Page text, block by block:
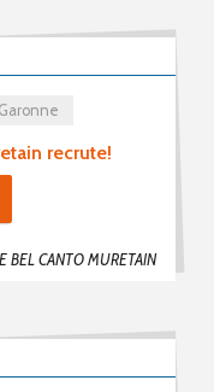
recrute!
BEL CANTO MURETAIN